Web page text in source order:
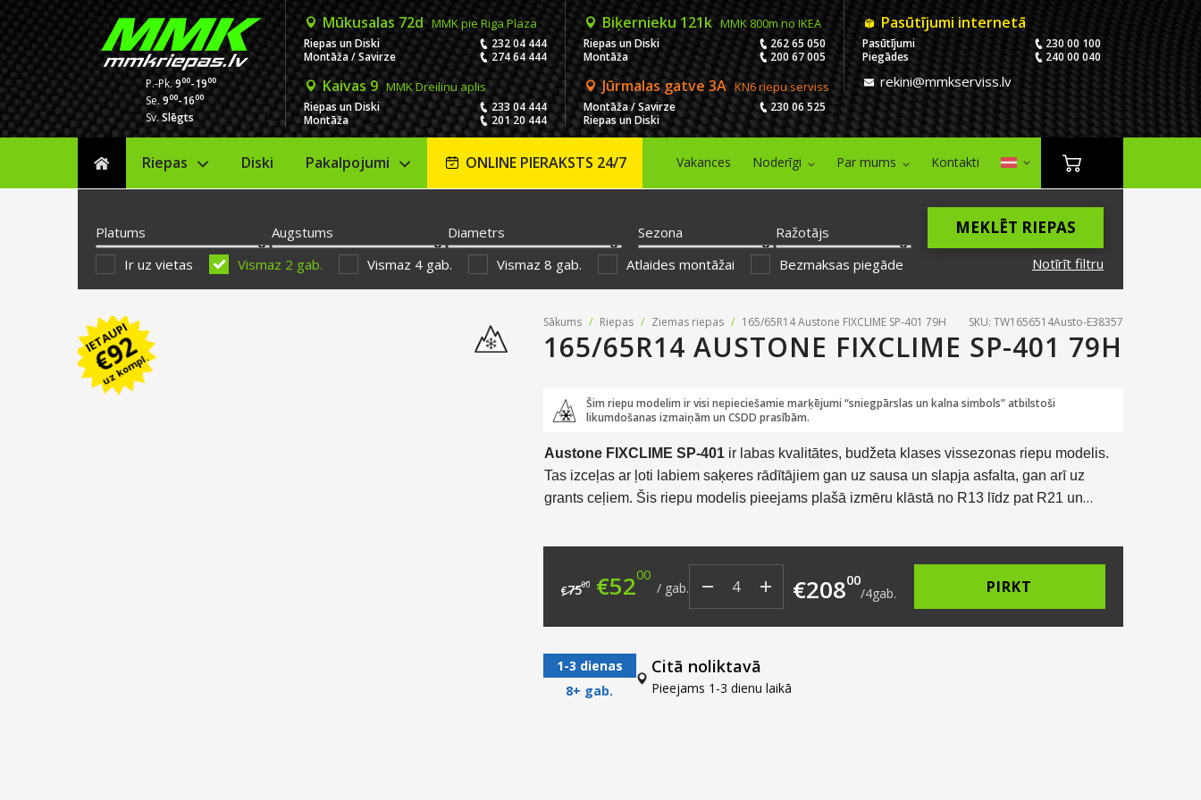
P.-Pk.900-1900
Se.900-1600
Sv.Slēgts
Mūkusalas 72d MMK pie Riga Plaza
Riepas un Diski
232 04 444
Montāža / Savirze
274 64 444
Biķernieku 121k MMK 800m no IKEA
Riepas un Diski
262 65 050
Montāža
200 67 005
Kaivas 9 MMK Dreiliņu aplis
Riepas un Diski
233 04 444
Montāža
201 20 444
Jūrmalas gatve 3A KN6 riepu serviss
Montāža / Savirze
230 06 525
Riepas un Diski
Pasūtījumi internetā
Pasūtījumi
230 00 100
Piegādes
240 00 040
rekini@mmkserviss.lv
Sākums
Riepas Diski Pakalpojumi ONLINE PIERAKSTS 24/7 Vakances Noderīgi Par mums Kontakti
Platums Augstums Diametrs Sezona
Ražotājs
Notīrīt filtru
MEKLĒT RIEPAS
Ir uz vietas Vismaz 2 gab. Vismaz 4 gab. Vismaz 8 gab. Atlaides montāžai Bezmaksas piegāde
IETAUPI
€
92
uz kompl.
Sākums / Riepas / Ziemas riepas / 165/65R14 Austone FIXCLIME SP-401 79H SKU: TW1656514Austo-E38357
165/65R14 AUSTONE FIXCLIME SP-401 79H
Šim riepu modelim ir visi nepieciešamie marķējumi “sniegpārslas un kalna simbols” atbilstoši
likumdošanas izmaiņām un CSDD prasībām.
Austone FIXCLIME SP-401 ir labas kvalitātes, budžeta klases vissezonas riepu modelis.
Tas izceļas ar ļoti labiem saķeres rādītājiem gan uz sausa un slapja asfalta, gan arī uz
grants ceļiem. Šis riepu modelis pieejams plašā izmēru klāstā no R13 līdz pat R21 un
€7500 Original price was: €75.00.
€5200 Current price is: €52.00.
/ gab. €20800
/4gab. PIRKT
1-3 dienas
8+ gab.
Citā noliktavā
Pieejams 1-3 dienu laikā